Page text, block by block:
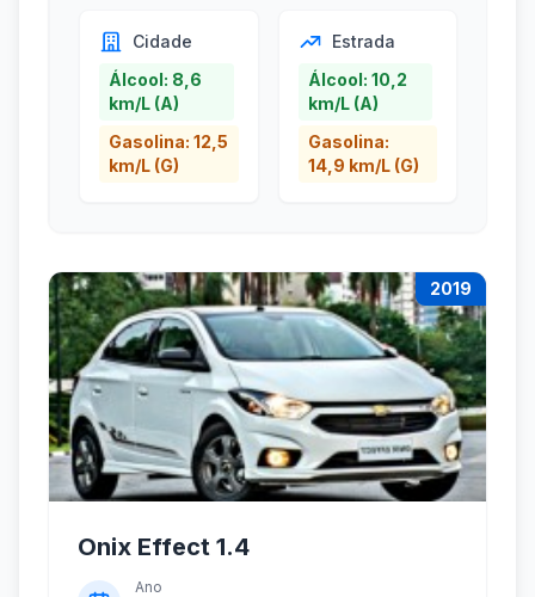
Cidade
Álcool: 8,6
km/L (A)
Gasolina: 12,5
km/L (G)
Estrada
Álcool: 10,2
km/L (A)
Gasolina:
14,9 km/L (G)
2019
Onix Effect 1.4
Ano